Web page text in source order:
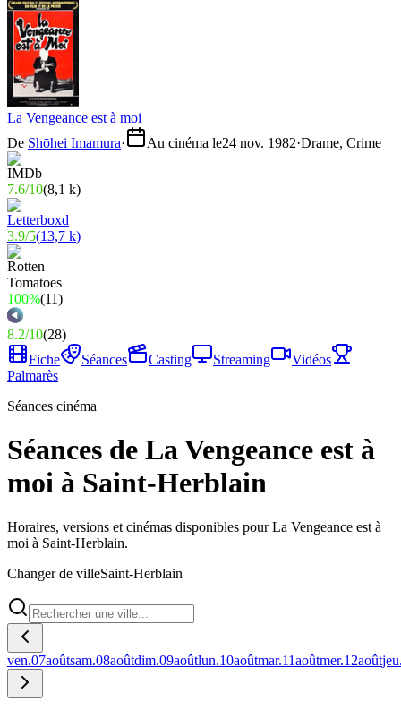
La Vengeance est à moi
De Shōhei Imamura· Au cinéma le24 nov. 1982·Drame, Crime
7.6/10(8,1 k)
3.9/5(13,7 k)
100%(11)
8.2/10(28)
Fiche
Séances Casting Streaming
Vidéos
Palmarès
Séances cinéma
Séances de La Vengeance est à
moi à Saint-Herblain
Horaires, versions et cinémas disponibles pour La Vengeance est à
moi à Saint-Herblain.
Changer de villeSaint-Herblain
ven.07aoûtsam.08aoûtdim.09aoûtlun.10aoûtmar.11aoûtmer.12août